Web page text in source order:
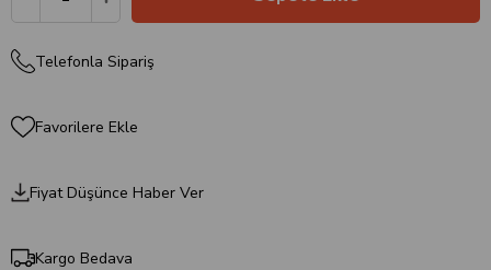
Telefonla Sipariş
Favorilere Ekle
Fiyat Düşünce Haber Ver
Kargo Bedava